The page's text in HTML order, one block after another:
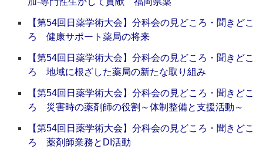
【第54回日薬学術大会】分科会の見どころ・聞きどこ
ろ 健康サポート薬局の将来
【第54回日薬学術大会】分科会の見どころ・聞きどこ
ろ 地域に根ざした薬局の新たな取り組み
【第54回日薬学術大会】分科会の見どころ・聞きどこ
ろ 災害時の薬剤師の役割～体制整備と支援活動～
【第54回日薬学術大会】分科会の見どころ・聞きどこ
ろ 薬剤師業務とDI活動